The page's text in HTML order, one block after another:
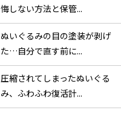
悔しない方法と保管...
ぬいぐるみの目の塗装が剥げ
た…自分で直す前に...
圧縮されてしまったぬいぐる
み、ふわふわ復活計...